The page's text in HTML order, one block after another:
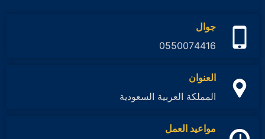
جوال
0550074416
العنوان
المملكة العربية السعودية
مواعيد العمل